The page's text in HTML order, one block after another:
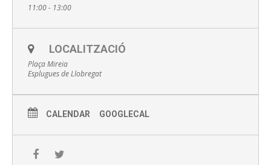
de Barcelona, juntament amb el Turó de la Rovira.
Vine i descobreix tota la història de Sant Pere Màrtir!
Inscripció prèvia al 93 470 02 18, museus@esplugues.cat o
online aquí:
Activitat gratuïta prèvia inscripció
2 hores de durada aprox.
11:00 - 13:00
LOCALITZACIÓ
Plaça Mireia
Esplugues de Llobregat
CALENDAR GOOGLECAL